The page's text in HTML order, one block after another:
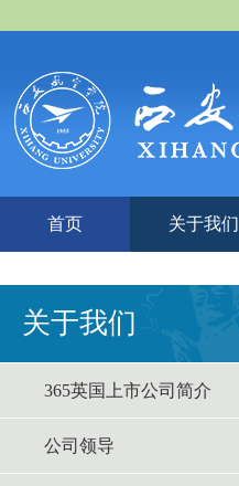
首页 关于我们
关于我们
365英国上市公司简介
公司领导